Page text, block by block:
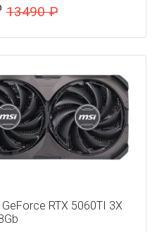
13490 ₽
RTX 5060TI 3X